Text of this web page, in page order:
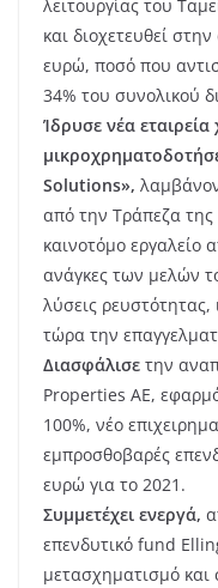
λειτουργίας του
και διοχετευθεί
ευρώ, ποσό που
34% του συνολικού
Ίδρυσε νέα
Solutions»,
από την Τράπεζα
καινοτόμο εργαλείο
ανάγκες των μελών
λύσεις ρευστότητας,
τώρα την
Διασφάλισε την
Properties ΑΕ,
100%, νέο
εμπροσθοβαρές
ευρώ για το 2021.
Συμμετέχει ενεργά,
επενδυτικό fund
μετασχηματισμό